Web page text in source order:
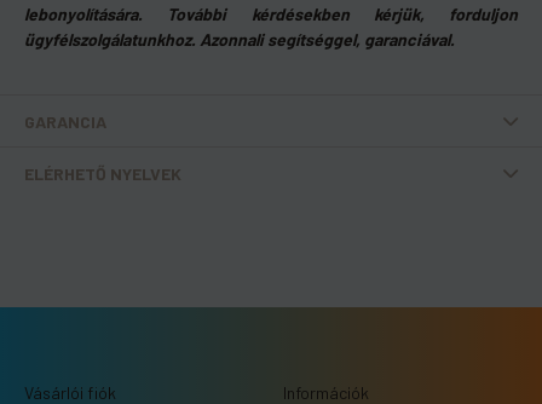
lebonyolítására. További kérdésekben kérjük, forduljon
ügyfélszolgálatunkhoz. Azonnali segítséggel, garanciával.
GARANCIA
ELÉRHETŐ NYELVEK
Vásárlói fiók Információk